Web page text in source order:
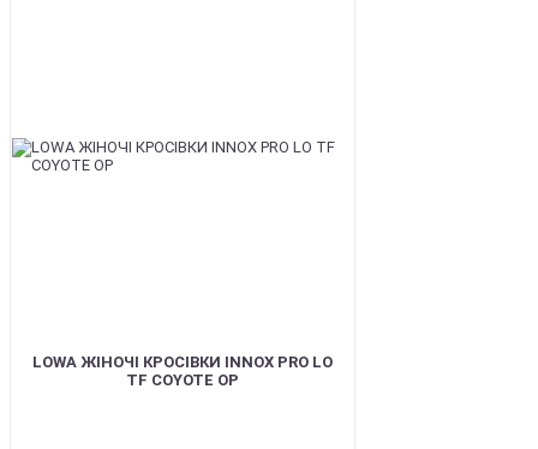
LOWA ЖІНОЧІ КРОСІВКИ INNOX PRO LO
TF COYOTE OP